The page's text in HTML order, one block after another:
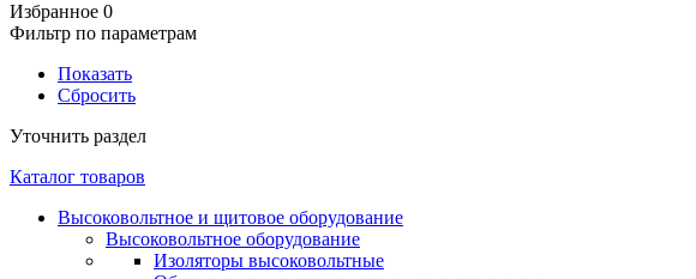
Избранное 0
Фильтр по параметрам
Показать
Сбросить
Уточнить раздел
Каталог товаров
Высоковольтное и щитовое оборудование
Высоковольтное оборудование
Изоляторы высоковольтные